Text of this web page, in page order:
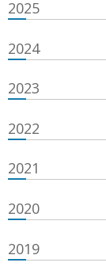
2025
2024
2023
2022
2021
2020
2019